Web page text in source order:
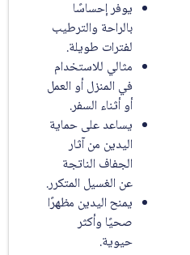
يوفر إحساسًا
بالراحة والترطيب
لفترات طويلة.
مثالي للاستخدام
في المنزل أو العمل
أو أثناء السفر.
يساعد على حماية
اليدين من آثار
الجفاف الناتجة
عن الغسيل المتكرر.
يمنح اليدين مظهرًا
صحيًا وأكثر
حيوية.